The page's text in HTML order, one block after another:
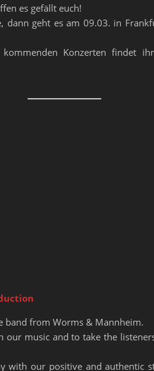
es gefällt euch!
dann geht es am 09.03. in
Konzerten findet
band from Worms & Mannheim.
our music and to take the
with our positive and authentic